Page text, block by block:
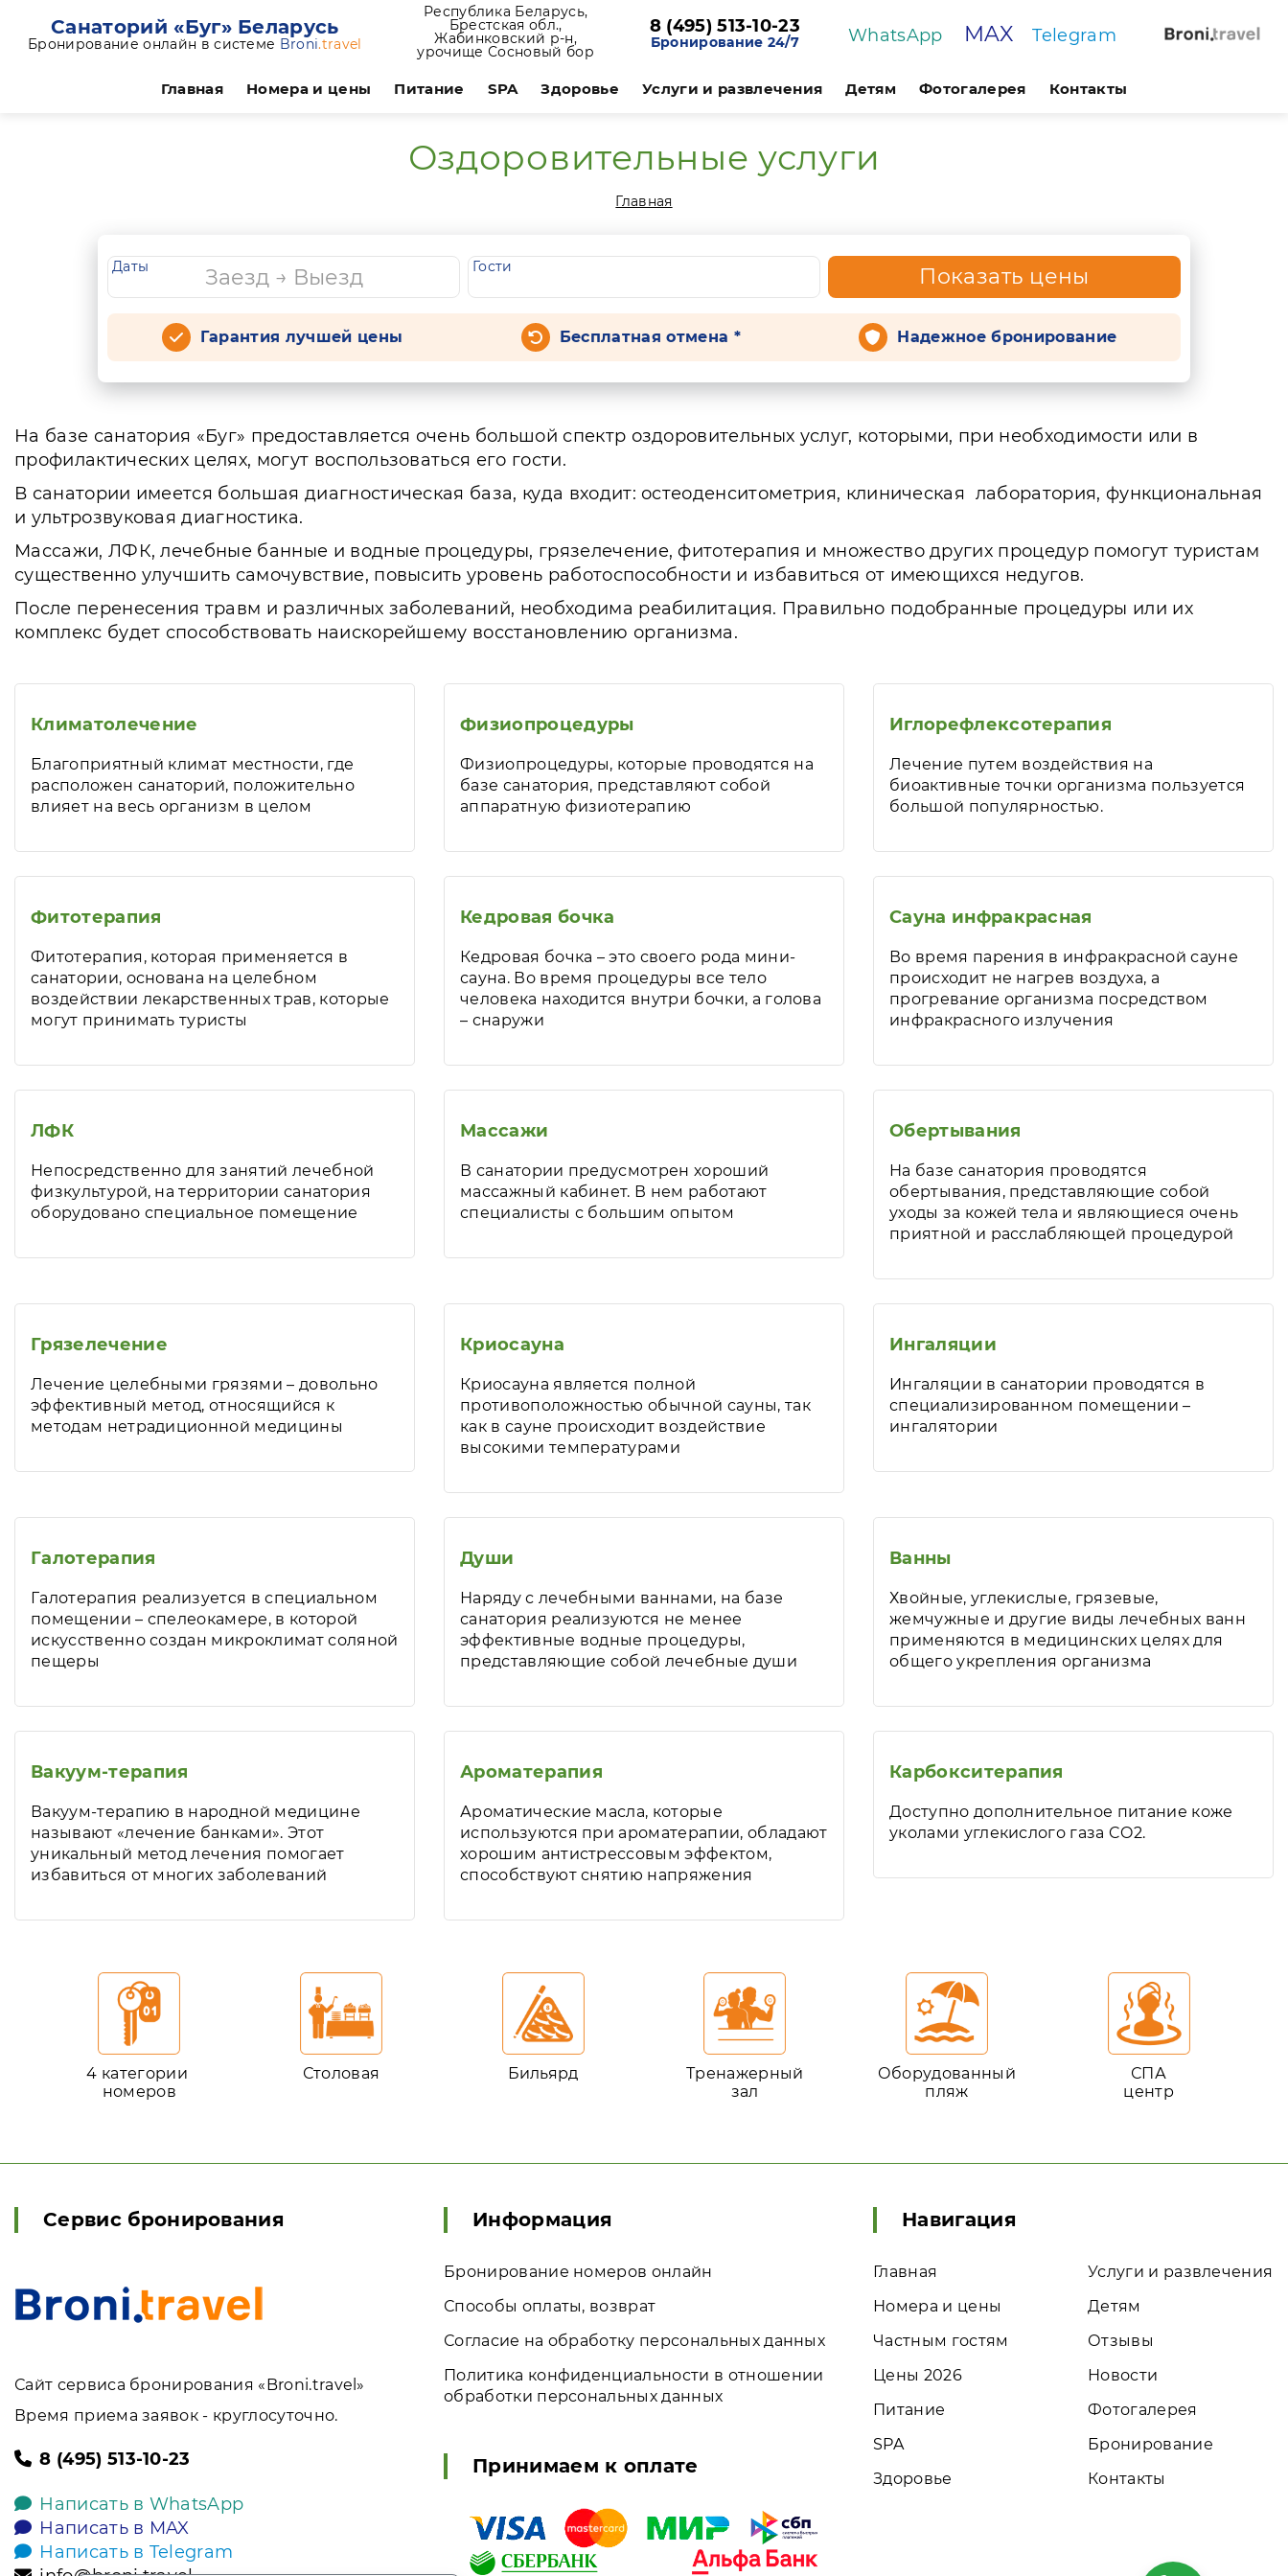
Санаторий «Буг» Беларусь
Бронирование онлайн в системе Broni.travel
Республика Беларусь,
Брестская обл.,
Жабинковский р-н,
урочище Сосновый бор
8 (495) 513-10-23
Бронирование 24/7 WhatsApp MAX Telegram
Главная Номера и цены Питание SPA Здоровье Услуги и развлечения Детям Фотогалерея Контакты
Оздоровительные услуги
Главная
Даты Гости Показать цены
Гарантия лучшей цены Бесплатная отмена * Надежное бронирование
На базе санатория «Буг» предоставляется очень большой спектр оздоровительных услуг, которыми, при необходимости или в
профилактических целях, могут воспользоваться его гости.
В санатории имеется большая диагностическая база, куда входит: остеоденситометрия, клиническая лаборатория, функциональная
и ультрозвуковая диагностика.
Массажи, ЛФК, лечебные банные и водные процедуры, грязелечение, фитотерапия и множество других процедур помогут туристам
существенно улучшить самочувствие, повысить уровень работоспособности и избавиться от имеющихся недугов.
После перенесения травм и различных заболеваний, необходима реабилитация. Правильно подобранные процедуры или их
комплекс будет способствовать наискорейшему восстановлению организма.
Климатолечение
Благоприятный климат местности, где
расположен санаторий, положительно
влияет на весь организм в целом
Физиопроцедуры
Физиопроцедуры, которые проводятся на
базе санатория, представляют собой
аппаратную физиотерапию
Иглорефлексотерапия
Лечение путем воздействия на
биоактивные точки организма пользуется
большой популярностью.
Фитотерапия
Фитотерапия, которая применяется в
санатории, основана на целебном
воздействии лекарственных трав, которые
могут принимать туристы
Кедровая бочка
Кедровая бочка – это своего рода мини-
сауна. Во время процедуры все тело
человека находится внутри бочки, а голова
– снаружи
Сауна инфракрасная
Во время парения в инфракрасной сауне
происходит не нагрев воздуха, а
прогревание организма посредством
инфракрасного излучения
ЛФК
Непосредственно для занятий лечебной
физкультурой, на территории санатория
оборудовано специальное помещение
Массажи
В санатории предусмотрен хороший
массажный кабинет. В нем работают
специалисты с большим опытом
Обертывания
На базе санатория проводятся
обертывания, представляющие собой
уходы за кожей тела и являющиеся очень
приятной и расслабляющей процедурой
Грязелечение
Лечение целебными грязями – довольно
эффективный метод, относящийся к
методам нетрадиционной медицины
Криосауна
Криосауна является полной
противоположностью обычной сауны, так
как в сауне происходит воздействие
высокими температурами
Ингаляции
Ингаляции в санатории проводятся в
специализированном помещении –
ингалятории
Галотерапия
Галотерапия реализуется в специальном
помещении – спелеокамере, в которой
искусственно создан микроклимат соляной
пещеры
Души
Наряду с лечебными ваннами, на базе
санатория реализуются не менее
эффективные водные процедуры,
представляющие собой лечебные души
Ванны
Хвойные, углекислые, грязевые,
жемчужные и другие виды лечебных ванн
применяются в медицинских целях для
общего укрепления организма
Вакуум-терапия
Вакуум-терапию в народной медицине
называют «лечение банками». Этот
уникальный метод лечения помогает
избавиться от многих заболеваний
Ароматерапия
Ароматические масла, которые
используются при ароматерапии, обладают
хорошим антистрессовым эффектом,
способствуют снятию напряжения
Карбокситерапия
Доступно дополнительное питание коже
уколами углекислого газа CO2.
4 категории
номеров
Столовая Бильярд
Тренажерный
зал
Оборудованный
пляж
СПА
центр
Сервис бронирования
Сайт сервиса бронирования «Broni.travel»
Время приема заявок - круглосуточно.
8 (495) 513-10-23
Написать в WhatsApp
Написать в MAX
Написать в Telegram
Информация
Бронирование номеров онлайн
Способы оплаты, возврат
Согласие на обработку персональных данных
Политика конфиденциальности в отношении
обработки персональных данных
Принимаем к оплате
Навигация
Главная
Номера и цены
Частным гостям
Цены 2026
Питание
SPA
Здоровье
Услуги и развлечения
Детям
Отзывы
Новости
Фотогалерея
Бронирование
Контакты